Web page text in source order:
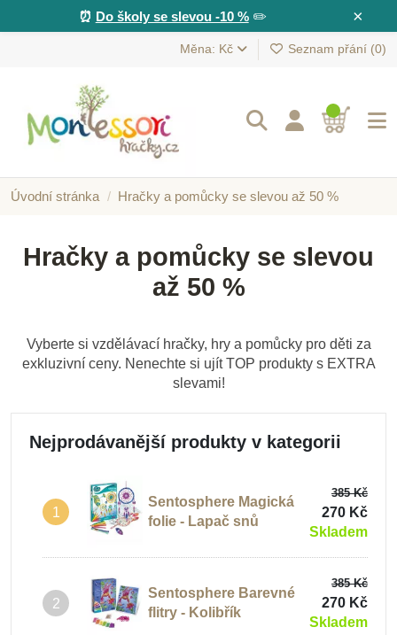
×
⏰ Do školy se slevou -10 %✏️
Měna: Kč Seznam přání (0)
Úvodní stránka Hračky a pomůcky se slevou až 50 %
Hračky a pomůcky se slevou
až 50 %
Vyberte si vzdělávací hračky, hry a pomůcky pro děti za
exkluzivní ceny. Nenechte si ujít TOP produkty s EXTRA
slevami!
Nejprodávanější produkty v kategorii
1
Sentosphere Magická
folie - Lapač snů
385 Kč
270 Kč
Skladem
2
Sentosphere Barevné
flitry - Kolibřík
385 Kč
270 Kč
Skladem